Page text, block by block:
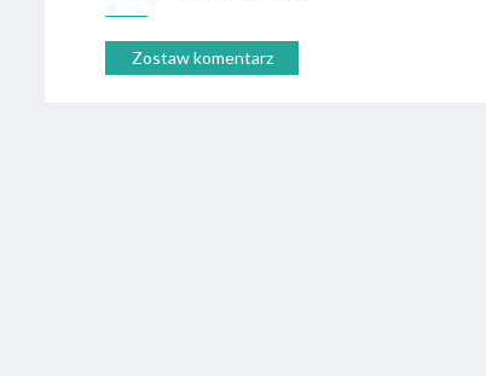
Zostaw komentarz